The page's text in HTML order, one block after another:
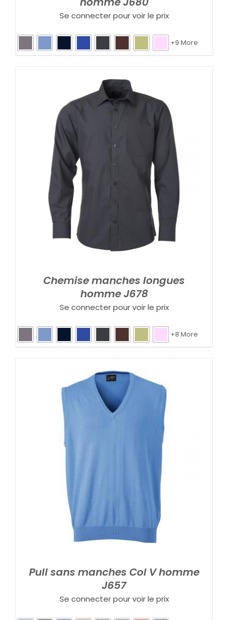
Se connecter pour voir le prix
+9 More
Chemise manches longues
homme J678
Se connecter pour voir le prix
+8 More
Pull sans manches Col V homme
J657
Se connecter pour voir le prix